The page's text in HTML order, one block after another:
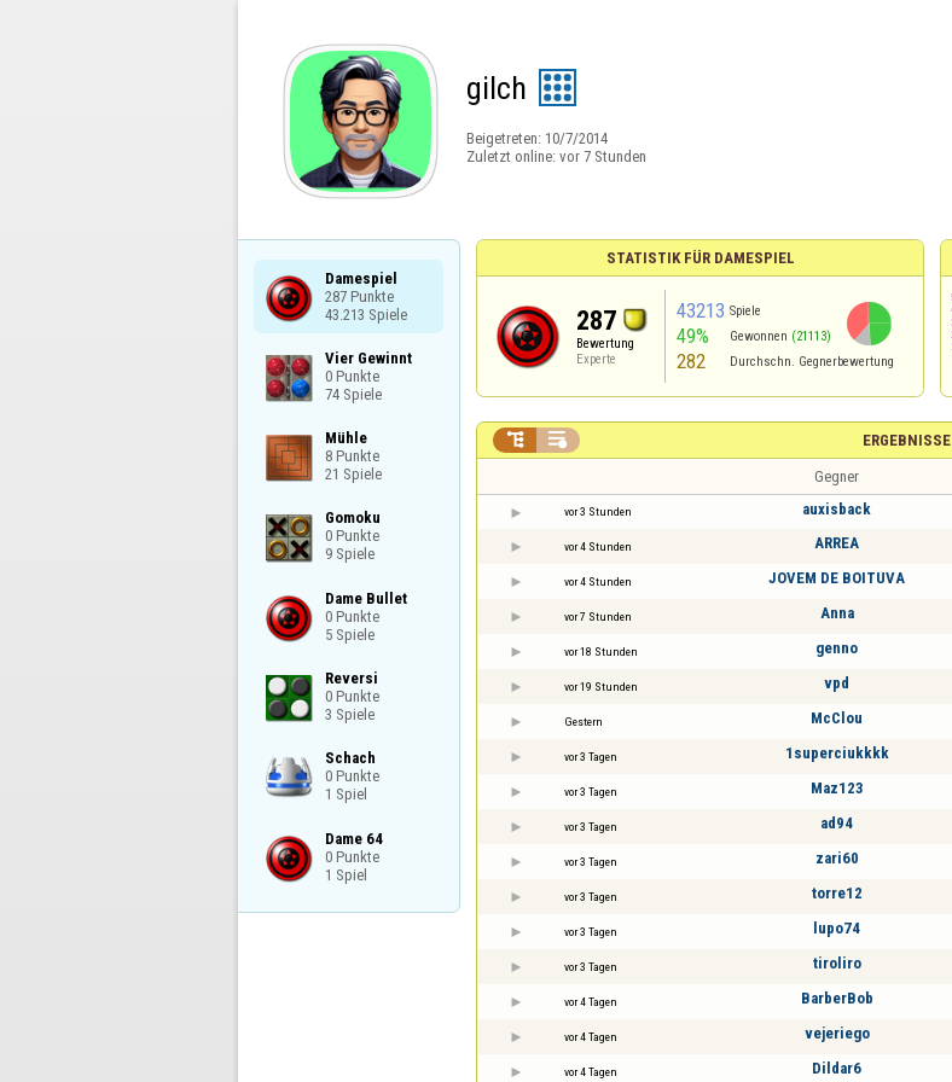
gilch
Beigetreten: 10/7/2014
Zuletzt online: vor 7 Stunden
Damespiel
287 Punkte
43.213 Spiele
Vier Gewinnt
0 Punkte
74 Spiele
Mühle
8 Punkte
21 Spiele
Gomoku
0 Punkte
9 Spiele
Dame Bullet
0 Punkte
5 Spiele
Reversi
0 Punkte
3 Spiele
Schach
0 Punkte
1 Spiel
Dame 64
0 Punkte
1 Spiel
STATISTIK FÜR DAMESPIEL
287
Bewertung
Experte
43213 Spiele
49% Gewonnen (21113)
282 Durchschn. Gegnerbewertung
ERGEBNISSE
 
Gegner
vor 3 Stunden auxisback
vor 4 Stunden ARREA
vor 4 Stunden JOVEM DE BOITUVA
vor 7 Stunden Anna
vor 18 Stunden genno
vor 19 Stunden vpd
Gestern McClou
vor 3 Tagen 1superciukkkk
vor 3 Tagen Maz123
vor 3 Tagen ad94
vor 3 Tagen zari60
vor 3 Tagen torre12
vor 3 Tagen lupo74
vor 3 Tagen tiroliro
vor 4 Tagen BarberBob
vor 4 Tagen vejeriego
vor 4 Tagen Dildar6